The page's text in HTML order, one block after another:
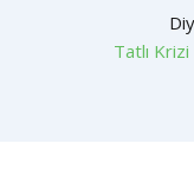
Tatlı